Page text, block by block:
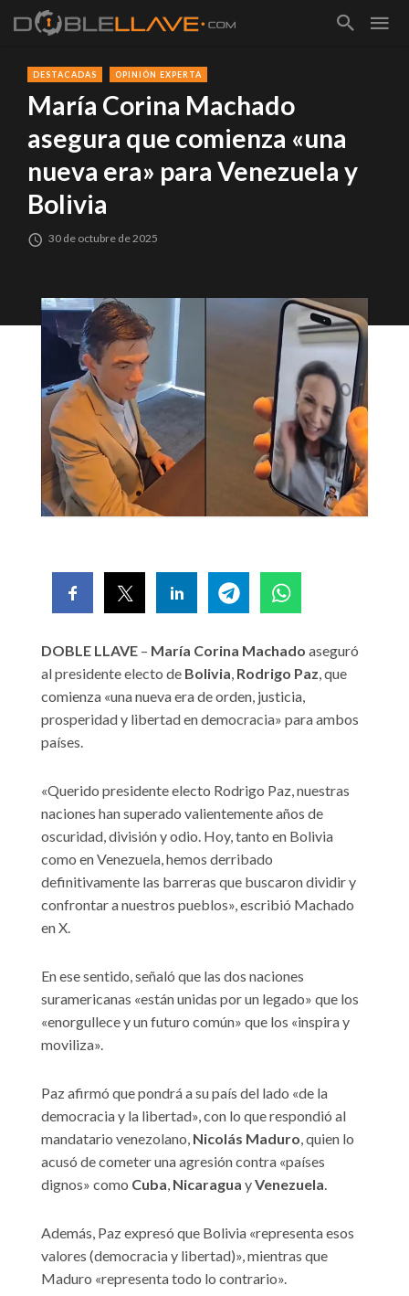
DESTACADAS OPINIÓN EXPERTA
María Corina Machado
asegura que comienza «una
nueva era» para Venezuela y
Bolivia
30 de octubre de 2025
DOBLE LLAVE – María Corina Machado aseguró
al presidente electo de Bolivia, Rodrigo Paz, que
comienza «una nueva era de orden, justicia,
prosperidad y libertad en democracia» para ambos
países.
«Querido presidente electo Rodrigo Paz, nuestras
naciones han superado valientemente años de
oscuridad, división y odio. Hoy, tanto en Bolivia
como en Venezuela, hemos derribado
definitivamente las barreras que buscaron dividir y
confrontar a nuestros pueblos», escribió Machado
en X.
En ese sentido, señaló que las dos naciones
suramericanas «están unidas por un legado» que los
«enorgullece y un futuro común» que los «inspira y
moviliza».
Paz afirmó que pondrá a su país del lado «de la
democracia y la libertad», con lo que respondió al
mandatario venezolano, Nicolás Maduro, quien lo
acusó de cometer una agresión contra «países
dignos» como Cuba, Nicaragua yVenezuela.
Además, Paz expresó que Bolivia «representa esos
valores (democracia y libertad)», mientras que
Maduro «representa todo lo contrario».